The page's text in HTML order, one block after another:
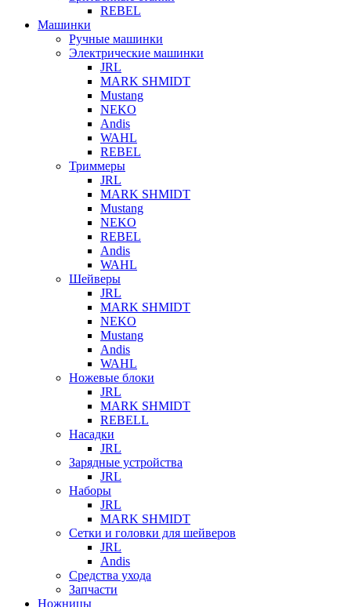
REBEL
Машинки
Ручные машинки
Электрические машинки
JRL
MARK SHMIDT
Mustang
NEKO
Andis
WAHL
REBEL
Триммеры
JRL
MARK SHMIDT
Mustang
NEKO
REBEL
Andis
WAHL
Шейверы
JRL
MARK SHMIDT
NEKO
Mustang
Andis
WAHL
Ножевые блоки
JRL
MARK SHMIDT
REBELL
Насадки
JRL
Зарядные устройства
JRL
Наборы
JRL
MARK SHMIDT
Сетки и головки для шейверов
JRL
Andis
Средства ухода
Запчасти
Ножницы